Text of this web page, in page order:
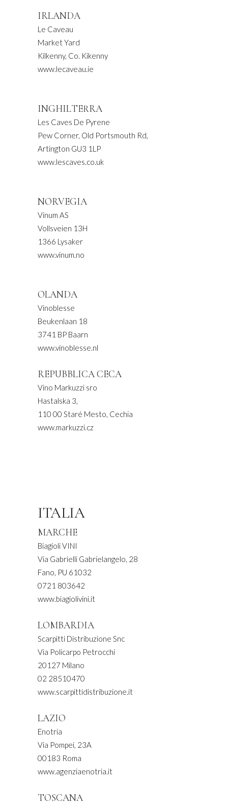
IRLANDA
Le Caveau
Market Yard
Kilkenny, Co. Kikenny
www.lecaveau.ie
INGHILTERRA
Les Caves De Pyrene
Pew Corner, Old Portsmouth Rd,
Artington GU3 1LP
www.lescaves.co.uk
NORVEGIA
Vinum AS
Vollsveien 13H
1366 Lysaker
www.vinum.no
OLANDA
Vinoblesse
Beukenlaan 18
3741 BP Baarn
www.vinoblesse.nl
REPUBBLICA CECA
Vino Markuzzi sro
Hastalska 3,
110 00 Staré Mesto, Cechia
www.markuzzi.cz
ITALIA
MARCHE
Biagioli VINI
Via Gabrielli Gabrielangelo, 28
Fano, PU 61032
0721 803642
www.biagiolivini.it
LOMBARDIA
Scarpitti Distribuzione Snc
Via Policarpo Petrocchi
20127 Milano
02 28510470
www.scarpittidistribuzione.it
LAZIO
Enotria
Via Pompei, 23A
00183 Roma
www.agenziaenotria.it
TOSCANA